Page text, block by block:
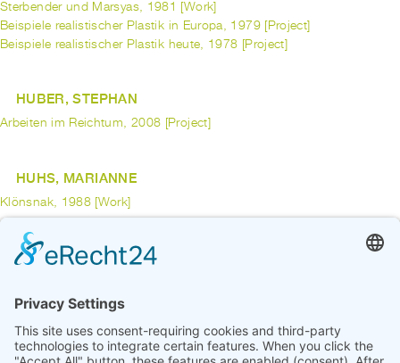
Sterbender und Marsyas, 1981 [Work]
Beispiele realistischer Plastik in Europa, 1979 [Project]
Beispiele realistischer Plastik heute, 1978 [Project]
HUBER, STEPHAN
Arbeiten im Reichtum, 2008 [Project]
HUHS, MARIANNE
Klönsnak, 1988 [Work]
HUNE, JÜRGEN
previous
2
3